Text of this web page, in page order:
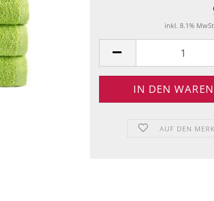
inkl. 8.1%
AUF DEN